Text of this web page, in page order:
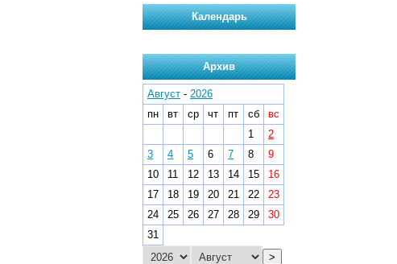
Календарь
Архив
Август - 2026
пн
вт ср чт пт сб
вс
1
2
3
4 5 6 7 8
9
10
11 12 13 14 15
16
17
18 19 20 21 22
23
24
25 26 27 28 29
30
31
>